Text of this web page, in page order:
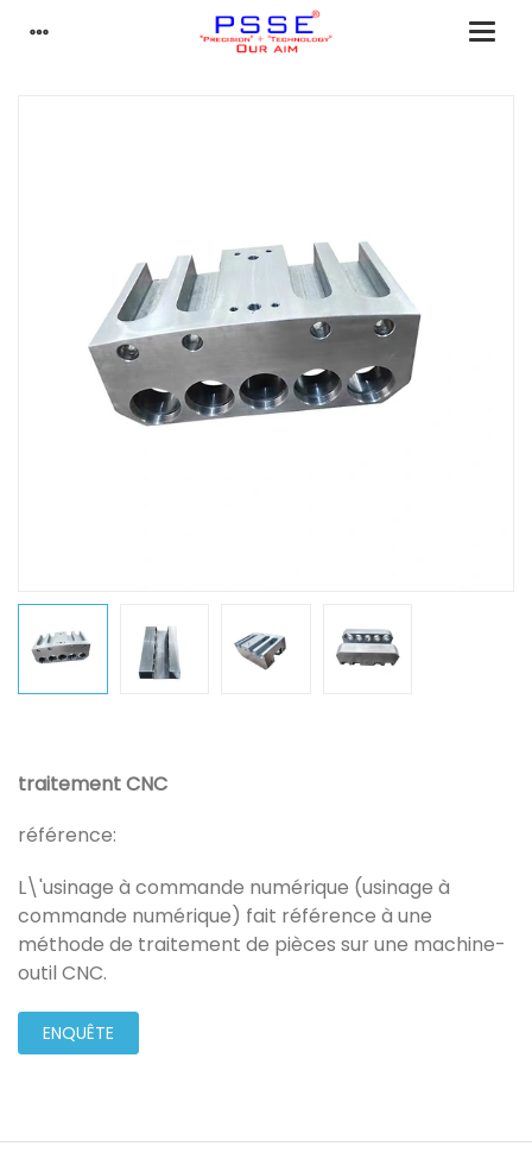
traitement CNC
référence:
L\'usinage à commande numérique (usinage à
commande numérique) fait référence à une
méthode de traitement de pièces sur une machine-
outil CNC.
ENQUÊTE